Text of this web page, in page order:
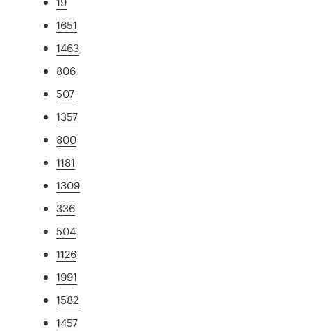
1651
1463
806
507
1357
800
1181
1309
336
504
1126
1991
1582
1457